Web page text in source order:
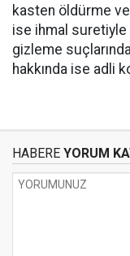
kasten öldürme
ise ihmal
gizleme
hakkında ise adli
HABERE YORUM